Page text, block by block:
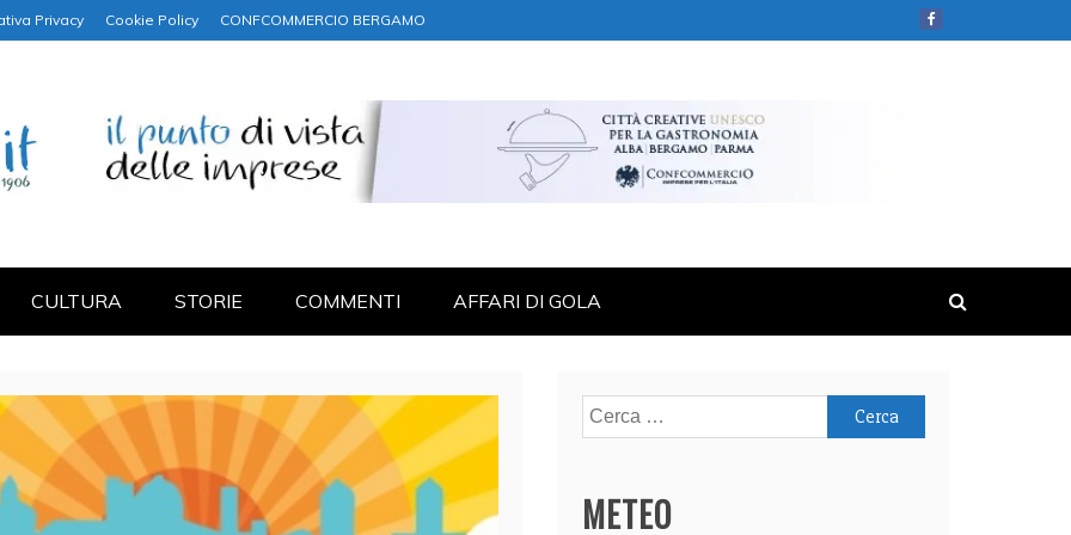
Privacy Cookie Policy CONFCOMMERCIO BERGAMO
CULTURA STORIE COMMENTI AFFARI DI GOLA
Ricerca
per:
METEO